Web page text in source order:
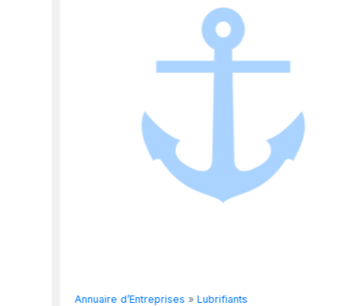
Annuaire d’Entreprises»Lubrifiants